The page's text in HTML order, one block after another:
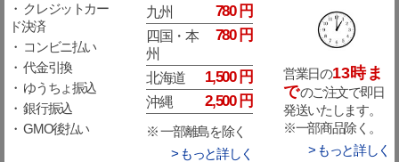
・ クレジットカー
ド決済
・ コンビニ払い
・ 代金引換
・ ゆうちょ振込
・ 銀行振込
・ GMO後払い
九州 780 円
四国・本
州
780 円
北海道 1,500 円
沖縄 2,500 円
※ 一部離島を除く
> もっと詳しく
営業日の13時ま
でのご注文で即日
発送いたします。
※一部商品除く。
> もっと詳しく